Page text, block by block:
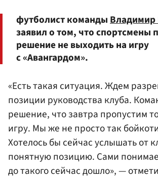
футболист командыВладимир
заявил о том, что спортсмены
решение не выходить на игру
с «Авангардом».
«Есть такая ситуация. Ждем
позиции руководства клуба.
решение, что завтра пропустим
игру. Мы же не просто так
Хотелось бы сейчас услышать от
понятную позицию. Сами
до такого сейчас дошло», —